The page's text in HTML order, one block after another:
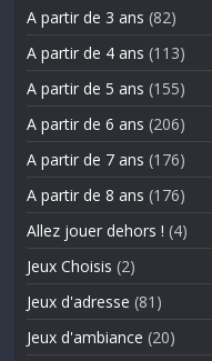
A partir de 3 ans (82)
A partir de 4 ans (113)
A partir de 5 ans (155)
A partir de 6 ans (206)
A partir de 7 ans (176)
A partir de 8 ans (176)
Allez jouer dehors ! (4)
Jeux Choisis (2)
Jeux d'adresse (81)
Jeux d'ambiance (20)